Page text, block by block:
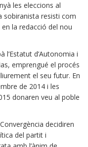
les eleccions al
sobiranista resisti com
la redacció del nou
l’Estatut d’Autonomia i
emprengué el procés
el seu futur. En
de 2014 i les
donaren veu al poble
decidiren
del partit i